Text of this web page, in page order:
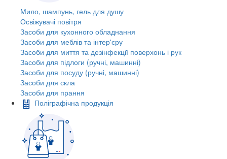
Мило, шампунь, гель для душу
Освіжувачі повітря
Засоби для кухонного обладнання
Засоби для меблів та інтер'єру
Засоби для миття та дезінфекції поверхонь і рук
Засоби для підлоги (ручні, машинні)
Засоби для посуду (ручні, машинні)
Засоби для скла
Засоби для прання
Поліграфічна продукція